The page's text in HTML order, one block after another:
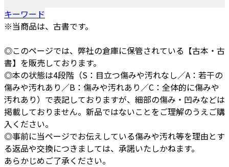
キーワード
※当商品は、古書です。
◎このページでは、弊社の倉庫に保管されている【古本・古
書】を販売しております。
◎本の状態は4段階（S：目立つ傷みや汚れなし／A：若干の
傷みや汚れあり／B：傷みや汚れあり／C：全体的に傷みや
汚れあり）で表記しておりますが、細部の傷み・凹みなどは
掲載しておりません。新品ではないことをご理解のうえご購
入ください。
◎事前に当ページでお伝えしている傷みや汚れ等を理由とす
る返品や交換につきましては、承諾いたしかねます。
あらかじめご了承ください。